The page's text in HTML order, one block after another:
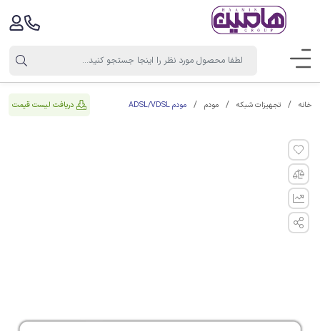
خانه تجهیزات شبکه مودم مودم ADSL/VDSL دریافت لیست قیمت